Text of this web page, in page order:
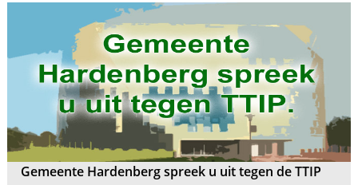
Gemeente Hardenberg spreek u uit tegen de TTIP